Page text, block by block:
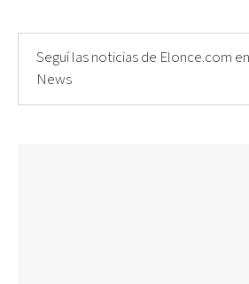
Seguí las noticias de Elonce.com
News